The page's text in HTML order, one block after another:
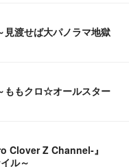
見渡せば大パノラマ地獄
ももクロ☆オールスター
Clover Z Channel-』
ル～